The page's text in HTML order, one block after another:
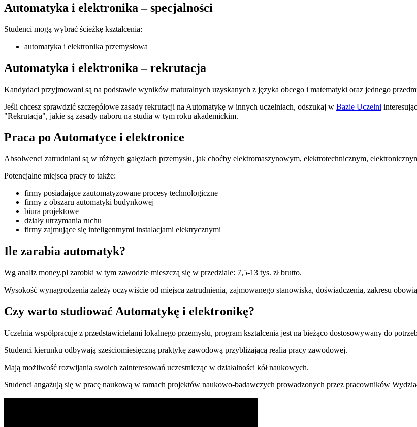
Automatyka i elektronika – specjalności
Studenci mogą wybrać ścieżkę kształcenia:
automatyka i elektronika przemysłowa
Automatyka i elektronika – rekrutacja
Kandydaci przyjmowani są na podstawie wyników maturalnych uzyskanych z języka obcego i matematyki oraz jednego
Jeśli chcesz sprawdzić szczegółowe zasady rekrutacji na Automatykę w innych uczelniach, odszukaj w Bazie Uczelni
"Rekrutacja", jakie są zasady naboru na studia w tym roku akademickim.
Praca po Automatyce i elektronice
Absolwenci zatrudniani są w różnych gałęziach przemysłu, jak choćby elektromaszynowym, elektrotechnicznym,
Potencjalne miejsca pracy to także:
firmy posiadające zautomatyzowane procesy technologiczne
firmy z obszaru automatyki budynkowej
biura projektowe
działy utrzymania ruchu
firmy zajmujące się inteligentnymi instalacjami elektrycznymi
Ile zarabia automatyk?
Wg analiz money.pl zarobki w tym zawodzie mieszczą się w przedziale: 7,5-13 tys. zł brutto.
Wysokość wynagrodzenia zależy oczywiście od miejsca zatrudnienia, zajmowanego stanowiska, doświadczenia, zakresu
Czy warto studiować Automatykę i elektronikę?
Uczelnia współpracuje z przedstawicielami lokalnego przemysłu, program kształcenia jest na bieżąco dostosowywany do
Studenci kierunku odbywają sześciomiesięczną praktykę zawodową przybliżającą realia pracy zawodowej.
Mają możliwość rozwijania swoich zainteresowań uczestnicząc w działalności kół naukowych.
Studenci angażują się w pracę naukową w ramach projektów naukowo-badawczych prowadzonych przez pracowników